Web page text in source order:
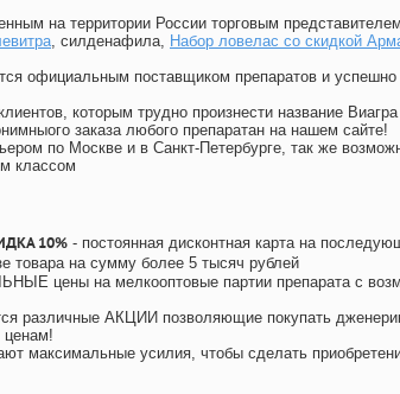
на территории России торговым
, силденафила, Набор ловелас со скидкой
официальным поставщиком препаратов и
которым трудно произнести название
заказа любого препаратан на нашем сайте!
по Москве и в Санкт-Петербурге, так же
классом
10% - постоянная дисконтная карта на
товара на сумму более 5 тысяч рублей
цены на мелкооптовые партии препарата с
различные АКЦИИ позволяющие покупать
максимальные усилия, чтобы сделать